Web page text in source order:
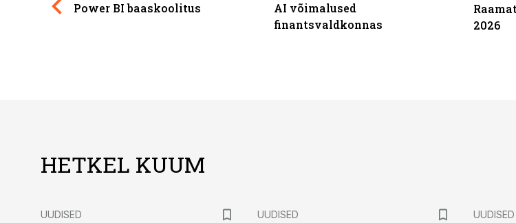
Power BI baaskoolitus
AI võimalused
finantsvaldkonnas
2026
HETKEL KUUM
UUDISED
UUDISED
UUDISED